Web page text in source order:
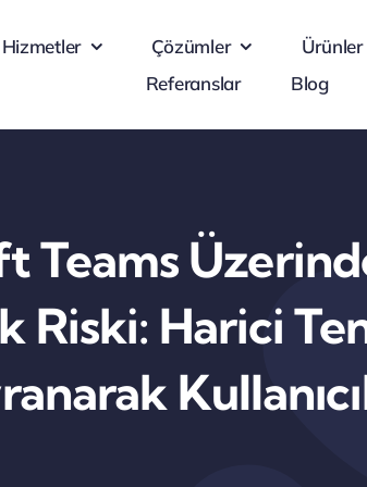
Hizmetler Çözümler Ürünler
Referanslar
Blog
Teams
Riski: Harici